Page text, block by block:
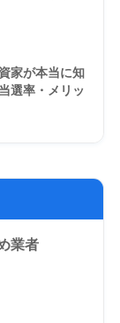
家が本当に知
選率・メリッ
業者